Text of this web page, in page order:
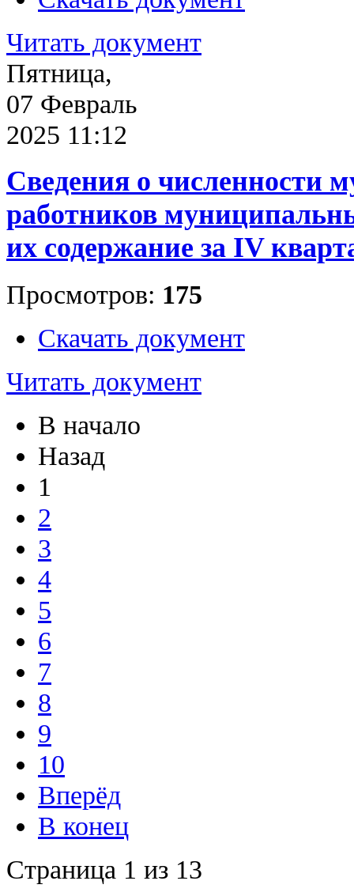
Читать документ
Пятница,
07 Февраль
2025 11:12
Сведения о численности
работников
их содержание за IV
Просмотров: 175
Скачать документ
Читать документ
В начало
Назад
1
2
3
4
5
6
7
8
9
10
Вперёд
В конец
Страница 1 из 13